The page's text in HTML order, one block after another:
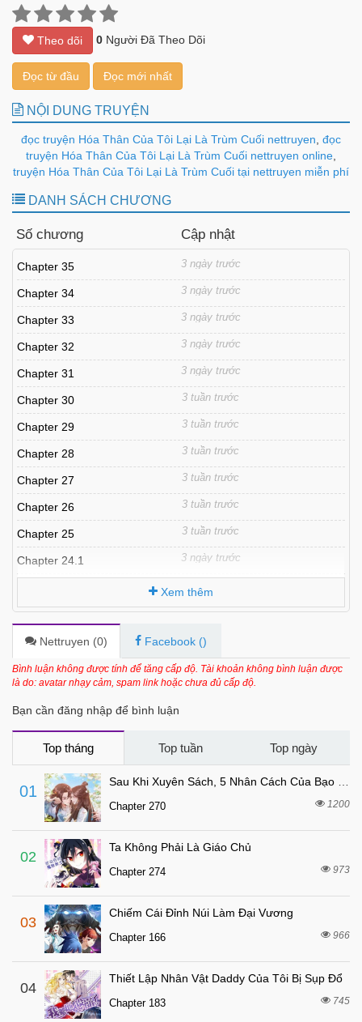
Theo dõi 0 Người Đã Theo Dõi
Đọc từ đầu Đọc mới nhất
NỘI DUNG TRUYỆN
đọc truyện Hóa Thân Của Tôi Lại Là Trùm Cuối nettruyen đọc
truyện Hóa Thân Của Tôi Lại Là Trùm Cuối nettruyen online
truyện Hóa Thân Của Tôi Lại Là Trùm Cuối tại nettruyen miễn phí
DANH SÁCH CHƯƠNG
Số chương Cập nhật
Chapter 35 3 ngày trước
Chapter 34 3 ngày trước
Chapter 33 3 ngày trước
Chapter 32 3 ngày trước
Chapter 31 3 ngày trước
Chapter 30 3 tuần trước
Chapter 29 3 tuần trước
Chapter 28 3 tuần trước
Chapter 27 3 tuần trước
Chapter 26 3 tuần trước
Chapter 25 3 tuần trước
Chapter 24.1 3 ngày trước
Chapter 23 3 tuần trước
Chapter 22 3 tuần trước
Chapter 21 3 tuần trước
3 tuần trước
Chapter 18 3 tuần trước
Chapter 17
Chapter 16
Chapter 15
Chapter 14 2 tháng trước
Chapter 13
Chapter 12
Chapter 11
Chapter 10.1 3 ngày trước
Chapter 10 2 tháng trước
Chapter 9
Xem thêm
Nettruyen (0) Facebook ()
Bình luận không được tính để tăng cấp độ. Tài khoản không bình luận được
là do: avatar nhạy cảm, spam link hoặc chưa đủ cấp độ.
Bạn cần đăng nhập để bình luận
Top tháng Top tuần Top ngày
01
Chapter 270 1200
02
Ta Không Phải Là Giáo Chủ
Chapter 274 973
03
Chiếm Cái Đỉnh Núi Làm Đại Vương
Chapter 166 966
04
Thiết Lập Nhân Vật Daddy Của Tôi Bị Sụp Đổ
Chapter 183 745